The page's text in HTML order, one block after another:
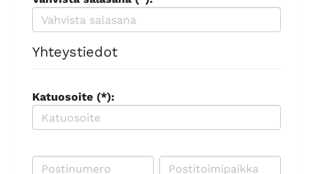
Yhteystiedot
Katuosoite (*):